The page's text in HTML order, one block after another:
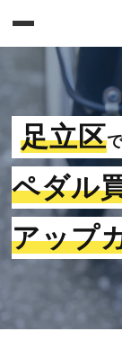
足立区
ペダル
アップ